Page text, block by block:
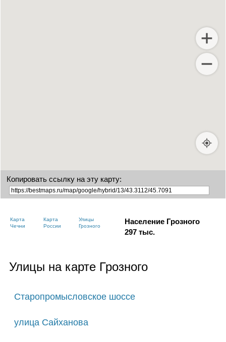
Копировать ссылку на эту карту:
Карта
Чечни
Карта
России
Улицы
Грозного
Население Грозного
297 тыс.
Улицы на карте Грозного
Старопромысловское шоссе
улица Сайханова